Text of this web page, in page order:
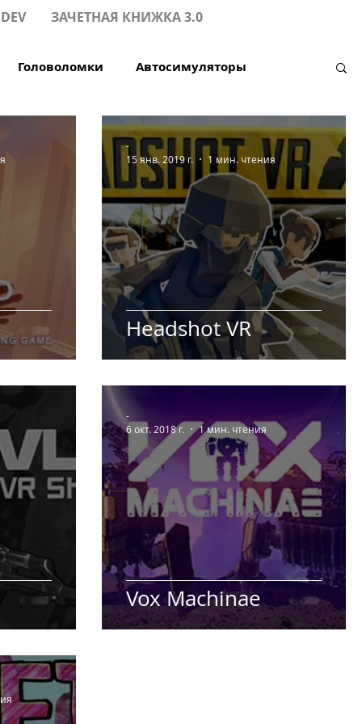
ЗАЧЕТНАЯ КНИЖКА 3.0
Головоломки Автосимуляторы
HTC Vive Симулятор
Мультиплеер х8
Headshot VR
-
15 янв. 2019 г.
1 мин. чтения
Vox Machinae
-
6 окт. 2018 г.
1 мин. чтения